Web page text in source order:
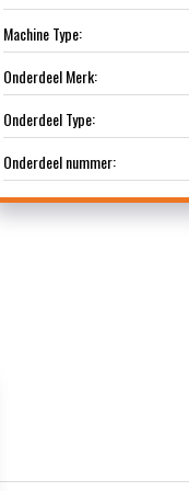
Machine Type:
Onderdeel Merk:
Onderdeel Type:
Onderdeel nummer: